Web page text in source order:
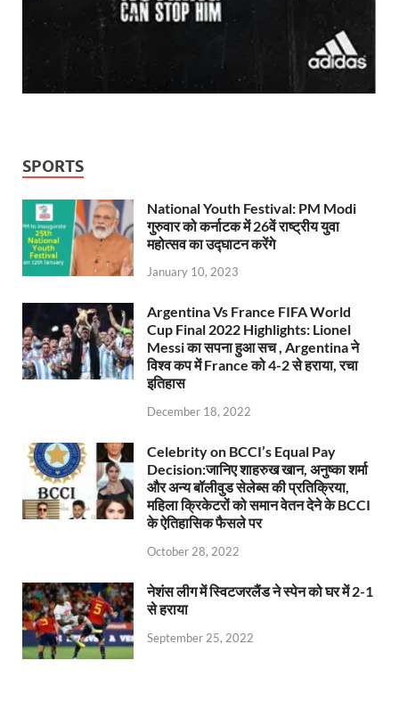
SPORTS
National Youth Festival: PM Modi
गुरुवार को कर्नाटक में 26वें राष्ट्रीय युवा
महोत्सव का उद्घाटन करेंगे
January 10, 2023
Argentina Vs France FIFA World
Cup Final 2022 Highlights: Lionel
Messi का सपना हुआ सच , Argentina ने
विश्व कप में France को 4-2 से हराया, रचा
इतिहास
December 18, 2022
Celebrity on BCCI’s Equal Pay
Decision:जानिए शाहरुख खान, अनुष्का शर्मा
और अन्य बॉलीवुड सेलेब्स की प्रतिक्रिया,
महिला क्रिकेटरों को समान वेतन देने के BCCI
के ऐतिहासिक फैसले पर
October 28, 2022
नेशंस लीग में स्विटजरलैंड ने स्पेन को घर में 2-1
से हराया
September 25, 2022